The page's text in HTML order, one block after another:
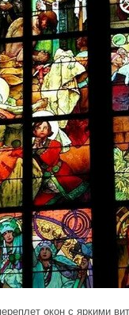
окон с яркими